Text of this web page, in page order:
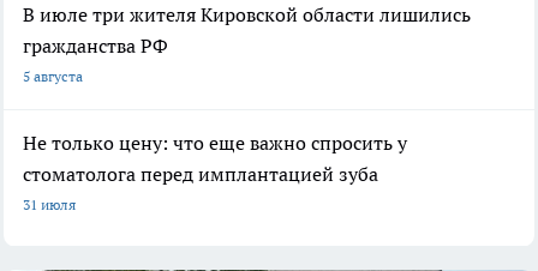
В июле три жителя Кировской области лишились
гражданства РФ
5 августа
Не только цену: что еще важно спросить у
стоматолога перед имплантацией зуба
31 июля